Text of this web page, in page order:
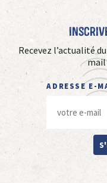
Recevez l’actualité
mail
ADRESSE E-